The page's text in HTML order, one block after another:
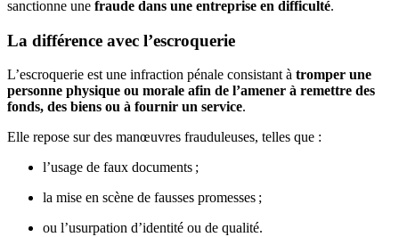
sanctionne une fraude dans une entreprise en difficulté.
La différence avec l’escroquerie
L’escroquerie est une infraction pénale consistant à tromper une
personne physique ou morale afin de l’amener à remettre des
fonds, des biens ou à fournir un service.
Elle repose sur des manœuvres frauduleuses, telles que :
l’usage de faux documents ;
la mise en scène de fausses promesses ;
ou l’usurpation d’identité ou de qualité.